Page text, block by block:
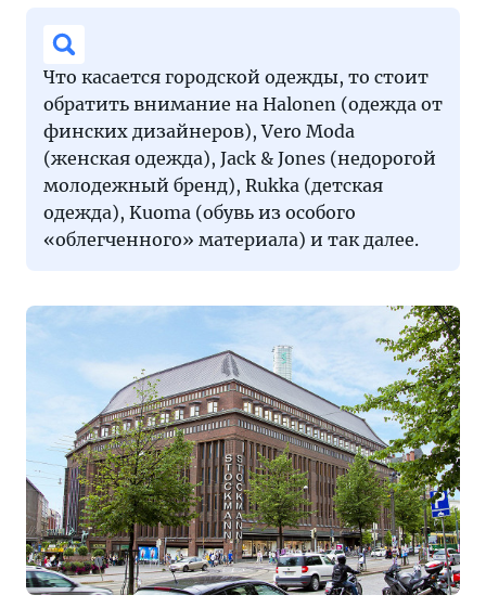
Что касается городской одежды, то стоит
обратить внимание на Halonen (одежда от
финских дизайнеров), Vero Moda
(женская одежда), Jack & Jones (недорогой
молодежный бренд), Rukka (детская
одежда), Kuoma (обувь из особого
«облегченного» материала) и так далее.